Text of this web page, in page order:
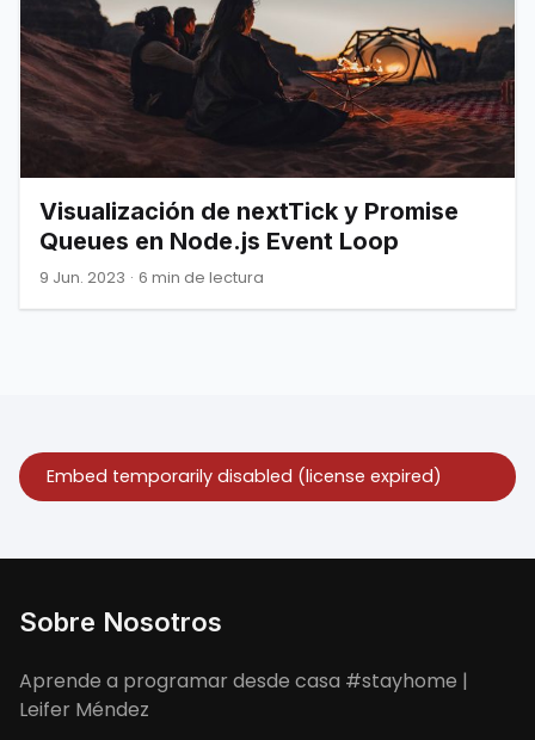
Visualización de nextTick y Promise
Queues en Node.js Event Loop
9 Jun. 2023 · 6 min de lectura
Sobre Nosotros
Aprende a programar desde casa #stayhome |
Leifer Méndez